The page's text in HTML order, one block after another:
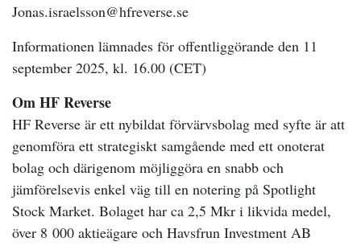
Jonas.israelsson@hfreverse.se
Informationen lämnades för offentliggörande den 11
september 2025, kl. 16.00 (CET)
Om HF Reverse
HF Reverse är ett nybildat förvärvsbolag med syfte är att
genomföra ett strategiskt samgående med ett onoterat
bolag och därigenom möjliggöra en snabb och
jämförelsevis enkel väg till en notering på Spotlight
Stock Market. Bolaget har ca 2,5 Mkr i likvida medel,
över 8 000 aktieägare och Havsfrun Investment AB